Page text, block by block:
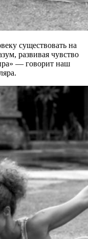
существовать на
развивая чувство
— говорит наш